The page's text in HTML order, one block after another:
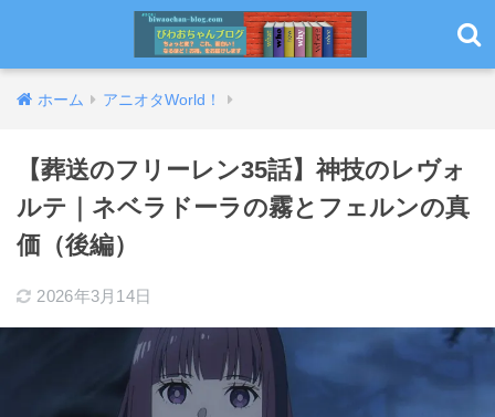
ホーム アニオタWorld！
【葬送のフリーレン35話】神技のレヴォ
ルテ｜ネベラドーラの霧とフェルンの真
価（後編）
2026年3月14日